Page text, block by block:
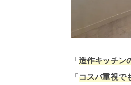
「造作キッチン
「コスパ重視で